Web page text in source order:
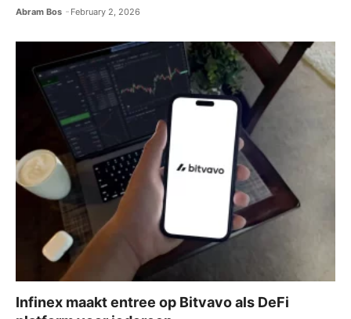
Abram Bos February 2, 2026
Infinex maakt entree op Bitvavo als DeFi